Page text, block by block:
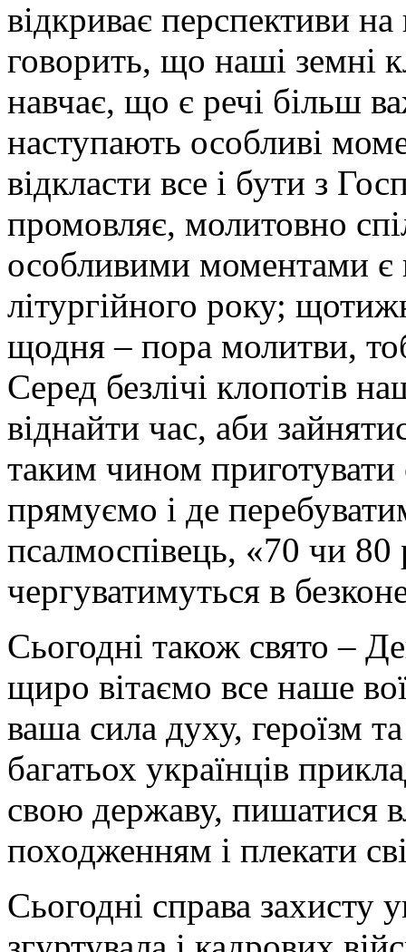
відкриває перспективи
говорить, що наші земні
навчає, що є речі більш
наступають особливі
відкласти все і бути з
промовляє, молитовно
особливими моментами є
літургійного року;
щодня – пора молитви,
Серед безлічі клопотів
віднайти час, аби
таким чином
прямуємо і де
псалмоспівець, «70 чи 80
чергуватимуться в
Сьогодні також свято –
щиро вітаємо все наше
ваша сила духу, героїзм
багатьох українців
свою державу, пишатися
походженням і плекати
Сьогодні справа захисту